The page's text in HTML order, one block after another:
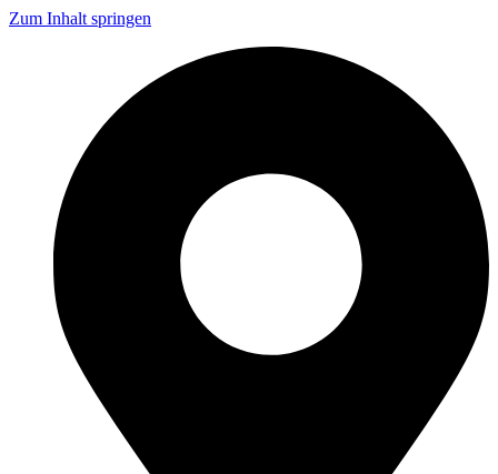
Zum Inhalt springen